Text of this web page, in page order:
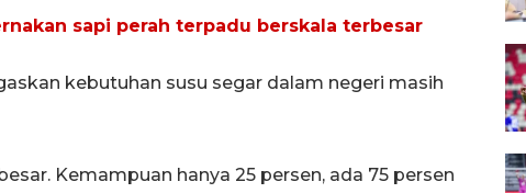
sapi perah terpadu berskala terbesar
kebutuhan susu segar dalam negeri masih
Kemampuan hanya 25 persen, ada 75 persen